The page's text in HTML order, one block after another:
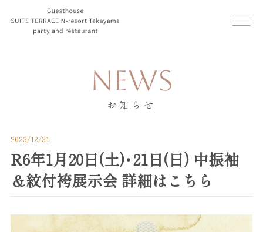
NEWS
お知らせ
2023/12/31
R6年1月20日(土)・21日(日) 中振袖
＆紋付袴展示会 詳細はこちら